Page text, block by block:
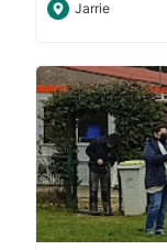
Jarrie